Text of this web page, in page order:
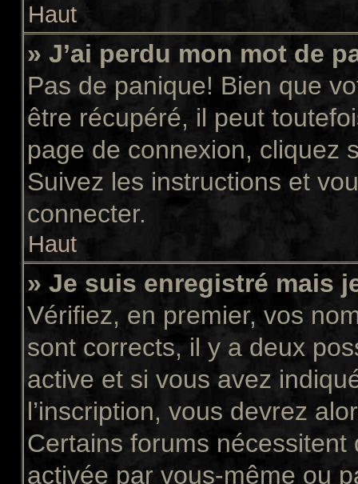
Haut
» J’ai perdu mon mot de
Pas de panique! Bien que
être récupéré, il peut
page de connexion, cliquez
Suivez les instructions et
connecter.
Haut
» Je suis enregistré mais
Vérifiez, en premier, vos
sont corrects, il y a deux
active et si vous avez
l’inscription, vous devrez
Certains forums
activée par vous-même ou